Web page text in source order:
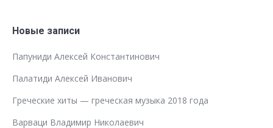
Новые записи
Папуниди Алексей Константинович
Палатиди Алексей Иванович
Греческие хиты — греческая музыка 2018 года
Варваци Владимир Николаевич